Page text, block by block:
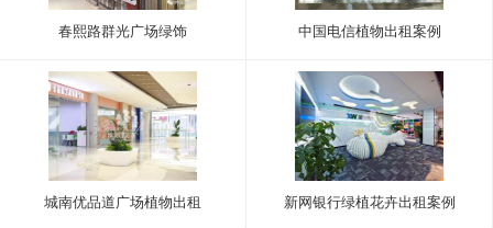
春熙路群光广场绿饰 中国电信植物出租案例
城南优品道广场植物出租 新网银行绿植花卉出租案例